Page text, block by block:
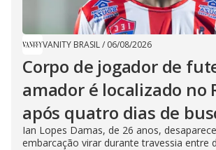
VANITY BRASIL/ 06/08/2026
Corpo de jogador de
amador é localizado no
após quatro dias de
Ian Lopes Damas, de 26 anos,
embarcação virar durante travessia entre